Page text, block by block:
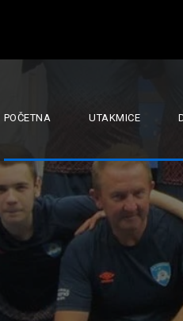
POČETNA UTAKMICE